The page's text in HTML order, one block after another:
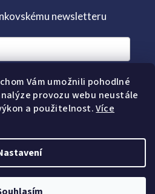
Vám umožnili pohodlné
provozu webu neustále
a použitelnost.Více
newsletteru
k newsletteru